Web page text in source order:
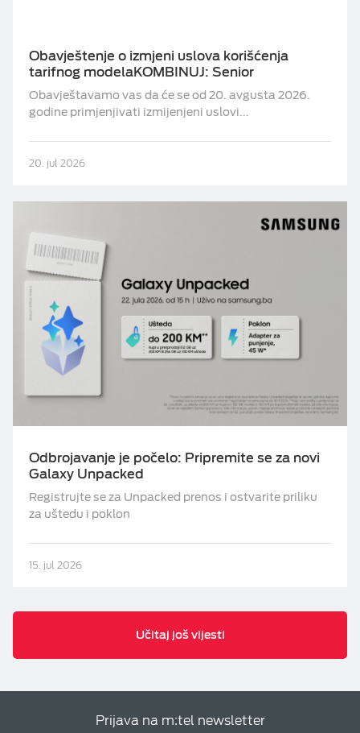
Obavještenje o izmjeni uslova korišćenja
tarifnog modelaKOMBINUJ: Senior
Obavještavamo vas da će se od 20. avgusta 2026.
godine primjenjivati izmijenjeni uslovi...
20. jul 2026
Odbrojavanje je počelo: Pripremite se za novi
Galaxy Unpacked
Registrujte se za Unpacked prenos i ostvarite priliku
za uštedu i poklon
15. jul 2026
Učitaj još vijesti
Prijava na m:tel newsletter